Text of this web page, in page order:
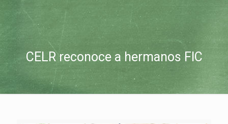
CELR reconoce a hermanos FIC